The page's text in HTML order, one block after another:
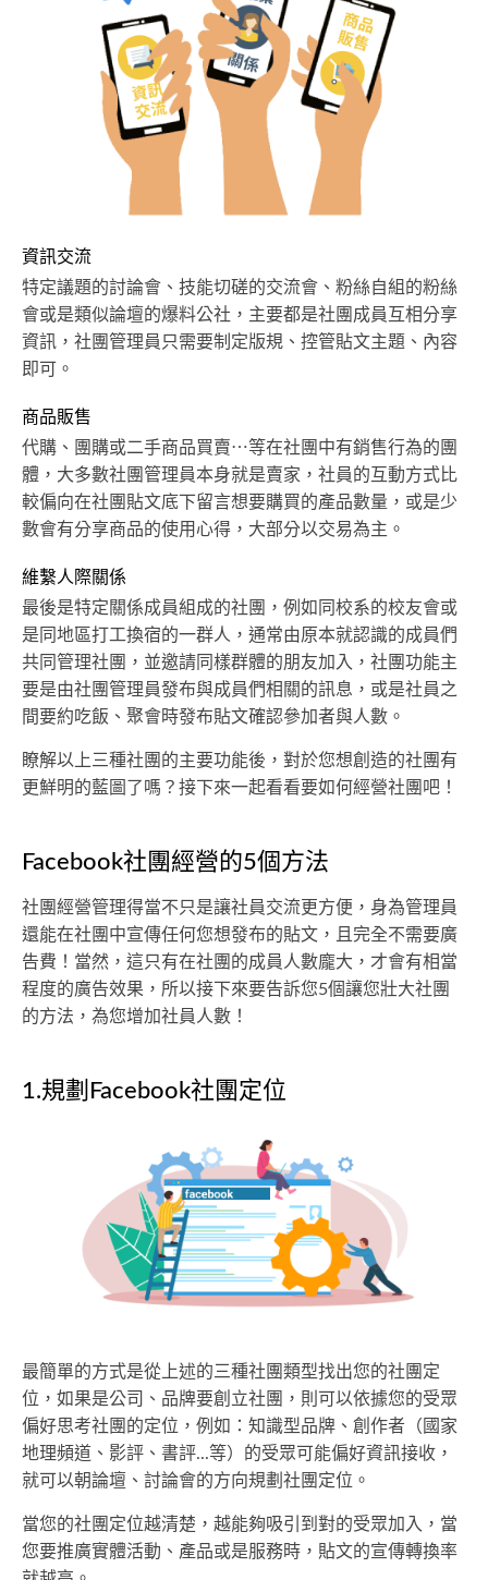
資訊交流
特定議題的討論會、技能切磋的交流會、粉絲自組的粉絲
會或是類似論壇的爆料公社，主要都是社團成員互相分享
資訊，社團管理員只需要制定版規、控管貼文主題、內容
即可。
商品販售
代購、團購或二手商品買賣⋯等在社團中有銷售行為的團
體，大多數社團管理員本身就是賣家，社員的互動方式比
較偏向在社團貼文底下留言想要購買的產品數量，或是少
數會有分享商品的使用心得，大部分以交易為主。
維繫人際關係
最後是特定關係成員組成的社團，例如同校系的校友會或
是同地區打工換宿的一群人，通常由原本就認識的成員們
共同管理社團，並邀請同樣群體的朋友加入，社團功能主
要是由社團管理員發布與成員們相關的訊息，或是社員之
間要約吃飯、聚會時發布貼文確認參加者與人數。
瞭解以上三種社團的主要功能後，對於您想創造的社團有
更鮮明的藍圖了嗎？接下來一起看看要如何經營社團吧！
Facebook社團經營的5個方法
社團經營管理得當不只是讓社員交流更方便，身為管理員
還能在社團中宣傳任何您想發布的貼文，且完全不需要廣
告費！當然，這只有在社團的成員人數龐大，才會有相當
程度的廣告效果，所以接下來要告訴您5個讓您壯大社團
的方法，為您增加社員人數！
1.規劃Facebook社團定位
最簡單的方式是從上述的三種社團類型找出您的社團定
位，如果是公司、品牌要創立社團，則可以依據您的受眾
偏好思考社團的定位，例如：知識型品牌、創作者（國家
地理頻道、影評、書評...等）的受眾可能偏好資訊接收，
就可以朝論壇、討論會的方向規劃社團定位。
當您的社團定位越清楚，越能夠吸引到對的受眾加入，當
您要推廣實體活動、產品或是服務時，貼文的宣傳轉換率